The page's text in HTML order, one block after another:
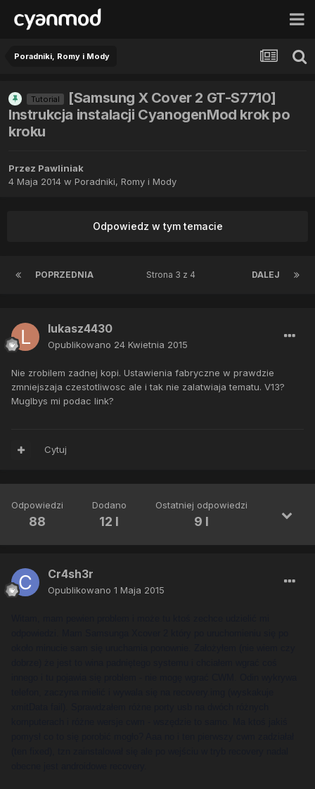
Poradniki, Romy i Mody
Tutorial
[Samsung X Cover 2 GT-S7710]
Instrukcja instalacji CyanogenMod krok po
kroku
Przez Pawliniak
4 Maja 2014 w Poradniki, Romy i Mody
Odpowiedz w tym temacie
POPRZEDNIA DALEJ
Strona 3 z 4
lukasz4430
Opublikowano 24 Kwietnia 2015
Nie zrobilem zadnej kopi. Ustawienia fabryczne w prawdzie
zmniejszaja czestotliwosc ale i tak nie zalatwiaja tematu. V13?
Muglbys mi podac link?
Cytuj
Odpowiedzi
88
Dodano
12 l
Ostatniej odpowiedzi
9 l
Cr4sh3r
Opublikowano 1 Maja 2015